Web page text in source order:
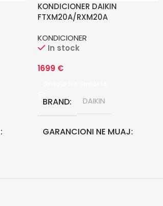
KONDICIONER DAIKIN
FTXM20A/RXM20A
KONDICIONER
In stock
1699 €
BRAND DAIKIN
GARANCIONI NE MUAJ